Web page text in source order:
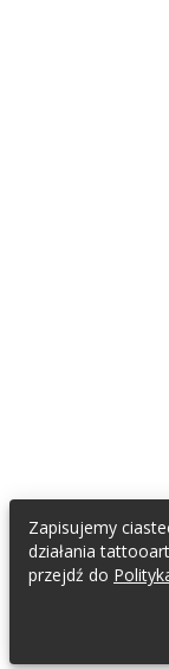
Zapisujemy
działania
przejdź do